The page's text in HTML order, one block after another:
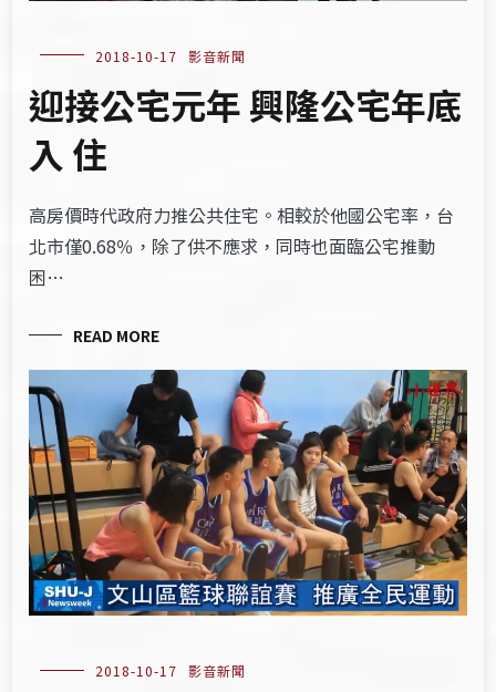
2018-10-17 影音新聞
迎接公宅元年 興隆公宅年底
入 住
高房價時代政府力推公共住宅。相較於他國公宅率，台
北市僅0.68％，除了供不應求，同時也面臨公宅推動
困…
READ MORE
2018-10-17 影音新聞